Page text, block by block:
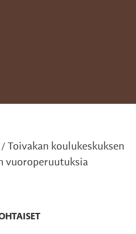
/
Toivakan koulukeskuksen
vuoroperuutuksia